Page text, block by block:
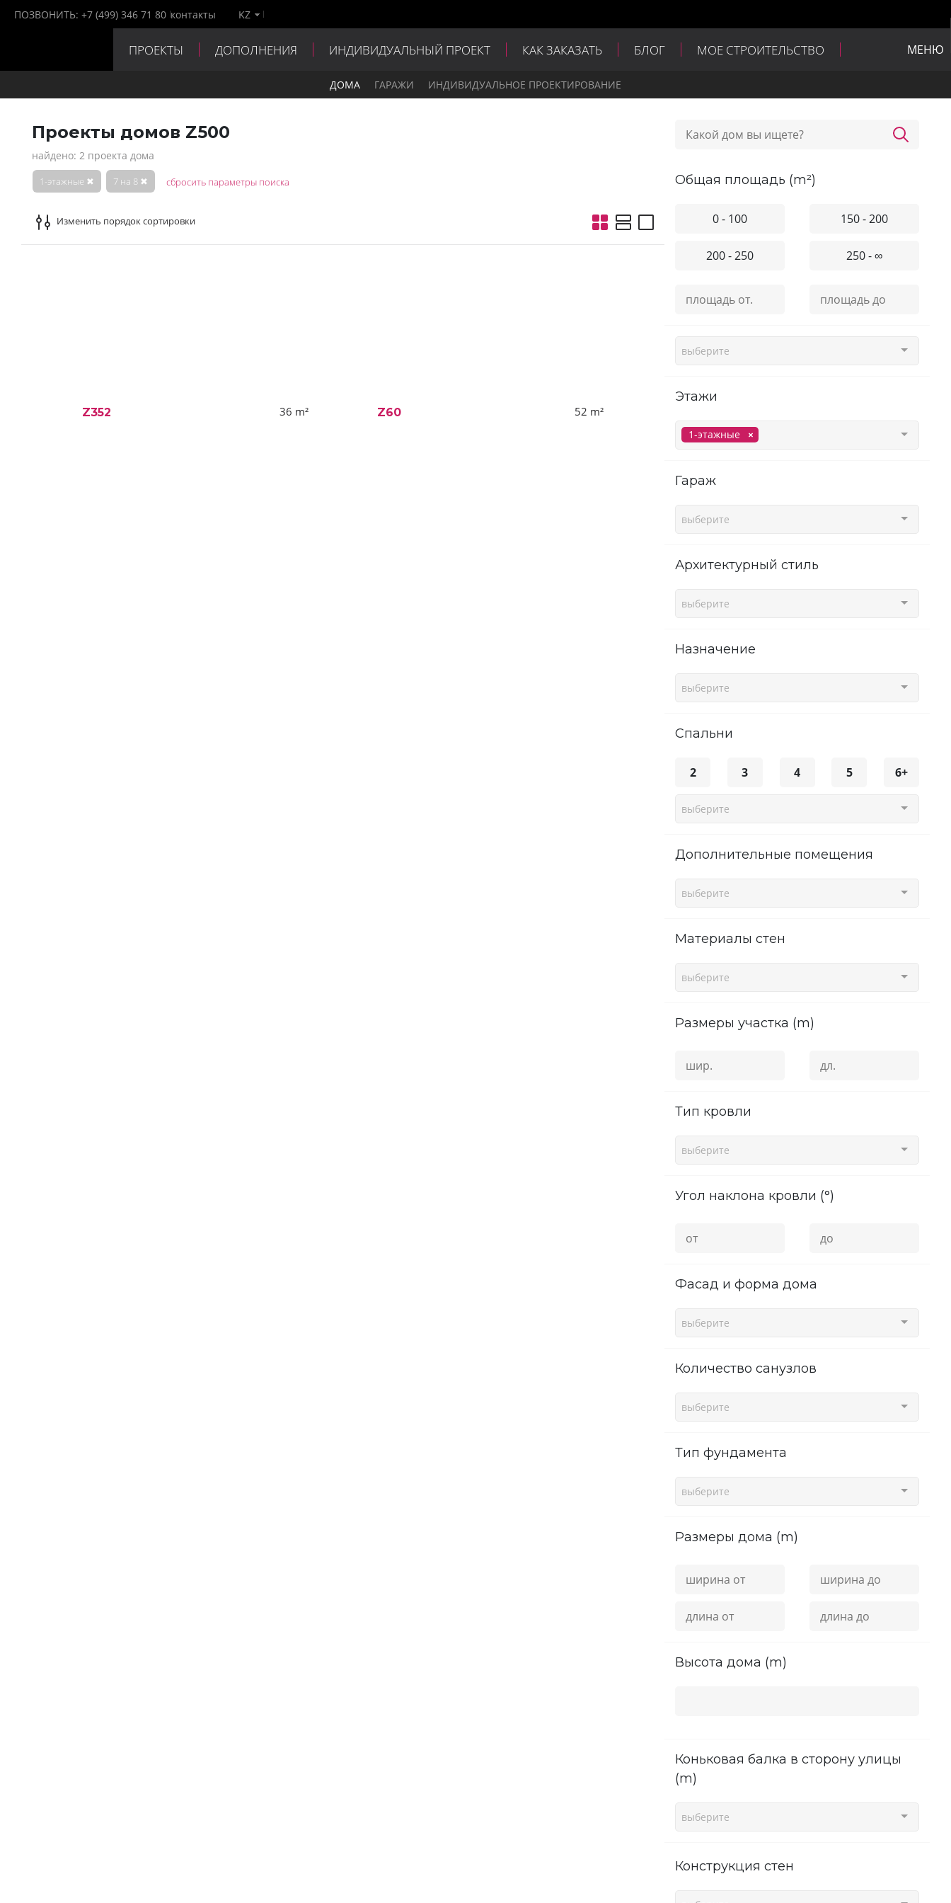
ПОЗВОНИТЬ: +7 (499) 346 71 80 контакты KZ
ПРОЕКТЫ ДОПОЛНЕНИЯ ИНДИВИДУАЛЬНЫЙ ПРОЕКТ КАК ЗАКАЗАТЬ БЛОГ МОЕ СТРОИТЕЛЬСТВО МЕНЮ
ДОМА ГАРАЖИ ИНДИВИДУАЛЬНОЕ ПРОЕКТИРОВАНИЕ
Проекты домов Z500
найдено: 2 проекта дома
1-этажные ✖ 7 на 8 ✖ сбросить параметры поиска
Изменить порядок сортировки
Z352 36 m² Z60 52 m²
общая площадь (m²)
0 - 100 150 - 200
200 - 250 250 - ∞
выберите
этажи
1-этажные
гараж
выберите
Архитектурный стиль
выберите
Назначение
выберите
спальни
2 3 4 5 6+
выберите
Дополнительные помещения
выберите
Материалы стен
выберите
Размеры участка (m)
Тип кровли
выберите
угол наклона кровли (°)
фасад и форма дома
выберите
Количество санузлов
выберите
Тип фундамента
выберите
Размеры дома (m)
высота дома (m)
Коньковая балка в сторону улицы
(m)
выберите
Конструкция стен